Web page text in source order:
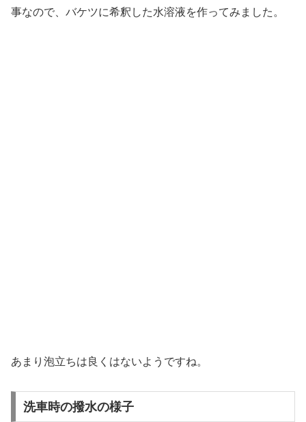
事なので、バケツに希釈した水溶液を作ってみました。
あまり泡立ちは良くはないようですね。
洗車時の撥水の様子